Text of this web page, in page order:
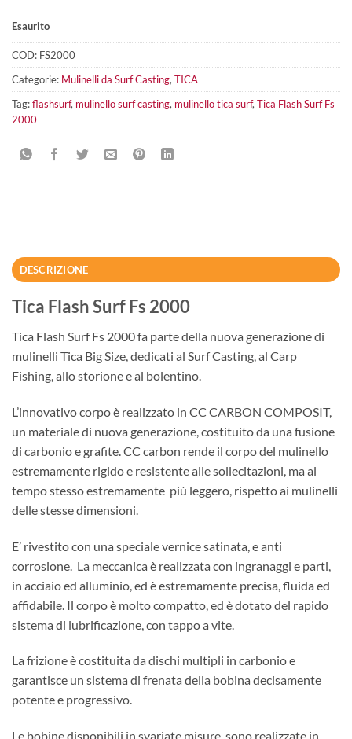
Esaurito
COD: FS2000
Categorie: Mulinelli da Surf Casting, TICA
Tag:flashsurf, mulinello surf casting, mulinello tica surf, Tica Flash Surf Fs
2000
DESCRIZIONE
Tica Flash Surf Fs 2000
Tica Flash Surf Fs 2000 fa parte della nuova generazione di
mulinelli Tica Big Size, dedicati al Surf Casting, al Carp
Fishing, allo storione e al bolentino.
L’innovativo corpo è realizzato in CC CARBON COMPOSIT,
un materiale di nuova generazione, costituito da una fusione
di carbonio e grafite. CC carbon rende il corpo del mulinello
estremamente rigido e resistente alle sollecitazioni, ma al
tempo stesso estremamente più leggero, rispetto ai mulinelli
delle stesse dimensioni.
E’ rivestito con una speciale vernice satinata, e anti
corrosione. La meccanica è realizzata con ingranaggi e parti,
in acciaio ed alluminio, ed è estremamente precisa, fluida ed
affidabile. Il corpo è molto compatto, ed è dotato del rapido
sistema di lubrificazione, con tappo a vite.
La frizione è costituita da dischi multipli in carbonio e
garantisce un sistema di frenata della bobina decisamente
potente e progressivo.
Le bobine disponibili in svariate misure, sono realizzate in